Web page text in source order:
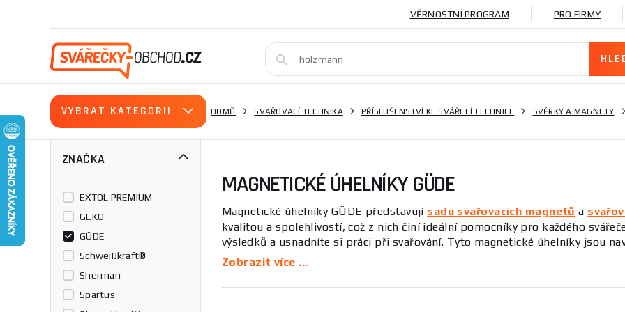
VĚRNOSTNÍ PROGRAM PRO FIRMY
VYBRAT KATEGORII DOMŮ SVAŘOVACÍ TECHNIKA PŘÍSLUŠENSTVÍ KE SVÁŘECÍ TECHNICE SVĚRKY A MAGNETY
ZNAČKA
EXTOL PREMIUM
GEKO
GÜDE
Schweißkraft®
Sherman
Spartus
MAGNETICKÉ ÚHELNÍKY GÜDE
Magnetické úhelníky GÜDE představují sadu svařovacích magnetů a
kvalitou a spolehlivostí, což z nich činí ideální pomocníky pro každého
výsledků a usnadníte si práci při svařování. Tyto magnetické úhelníky jsou
požadavky.
Magnetické úhelníky jsou nepostradatelné nástroje pro efektivní svařování
Zobrazit více ...